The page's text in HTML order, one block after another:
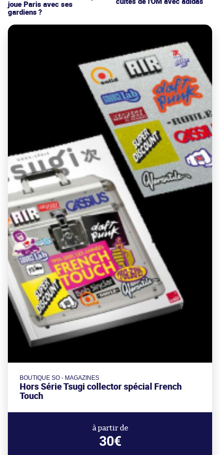
joue Paris avec ses
gardiens ?
BOUTIQUE SO - MAGAZINES
Hors Série Tsugi collector spécial French
Touch
à partir de
30€